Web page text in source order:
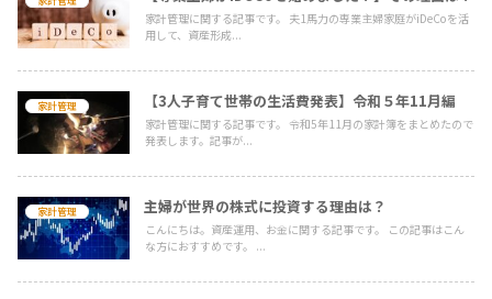
家計管理に関する記事です。 夫1馬力の専業主婦家庭がiDeCoを活
用して、資産形成...
家計管理 【3人子育て世帯の生活費発表】令和５年11月編
家計管理に関する記事です。 令和5年11月の家計簿をまとめたので
発表します。記事が...
家計管理 主婦が世界の株式に投資する理由は？
こんにちは。資産運用、お金に関する記事です。 この記事はこん
な方におすすめです。 ...